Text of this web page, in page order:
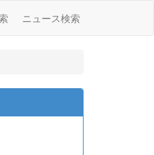
ニュース検索